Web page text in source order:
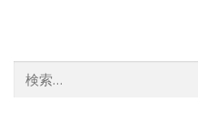
シ
索: